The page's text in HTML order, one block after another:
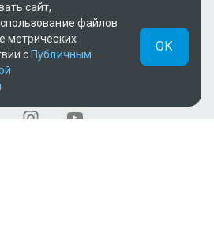
сайт,
файлов
метрических
с Публичным
ОК